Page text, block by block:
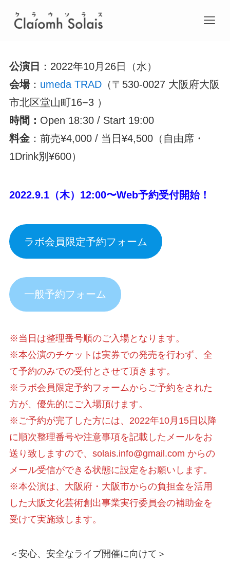
公演日
：2022年10月26日（水）
会場： umeda TRAD（〒530-0027 大阪府大阪
市北区堂山町16−3 ）
時間： Open 18:30 / Start 19:00
料金：前売¥4,000 / 当日¥4,500（自由席・
1Drink別¥600）
2022.9.1（木）12:00〜Web予約受付開始！
ラボ会員限定予約フォーム
一般予約フォーム
※当日は整理番号順のご入場となります。
※本公演のチケットは実券での発売を行わず、全
て予約のみでの受付とさせて頂きます。
※ラボ会員限定予約フォームからご予約をされた
方が、優先的にご入場頂けます。
※ご予約が完了した方には、2022年10月15日以降
に順次整理番号や注意事項を記載したメールをお
送り致しますので、solais.info@gmail.com からの
メール受信ができる状態に設定をお願いします。
※本公演は、大阪府・大阪市からの負担金を活用
した大阪文化芸術創出事業実行委員会の補助金を
受けて実施致します。
＜安心、安全なライブ開催に向けて＞